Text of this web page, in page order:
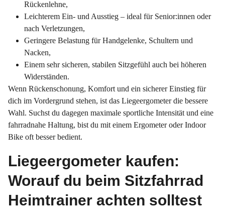
Rückenlehne,
Leichterem Ein- und Ausstieg – ideal für Senior:innen oder
nach Verletzungen,
Geringere Belastung für Handgelenke, Schultern und
Nacken,
Einem sehr sicheren, stabilen Sitzgefühl auch bei höheren
Widerständen.
Wenn Rückenschonung, Komfort und ein sicherer Einstieg für
dich im Vordergrund stehen, ist das Liegeergometer die bessere
Wahl. Suchst du dagegen maximale sportliche Intensität und eine
fahrradnahe Haltung, bist du mit einem Ergometer oder Indoor
Bike oft besser bedient.
Liegeergometer kaufen:
Worauf du beim Sitzfahrrad
Heimtrainer achten solltest